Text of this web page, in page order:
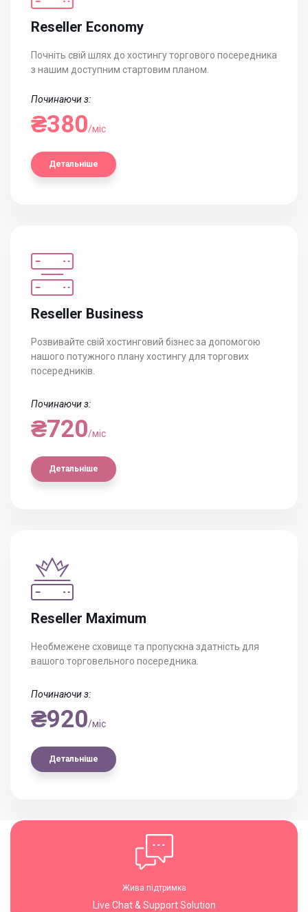
Reseller Economy
Почніть свій шлях до хостингу торгового посередника
з нашим доступним стартовим планом.
Починаючи з:
₴380/міс
Детальніше
Reseller Business
Розвивайте свій хостинговий бізнес за допомогою
нашого потужного плану хостингу для торгових
посередників.
Починаючи з:
₴720/міс
Детальніше
Reseller Maximum
Необмежене сховище та пропускна здатність для
вашого торговельного посередника.
Починаючи з:
₴920/міс
Детальніше
Жива підтримка
Live Chat & Support Solution